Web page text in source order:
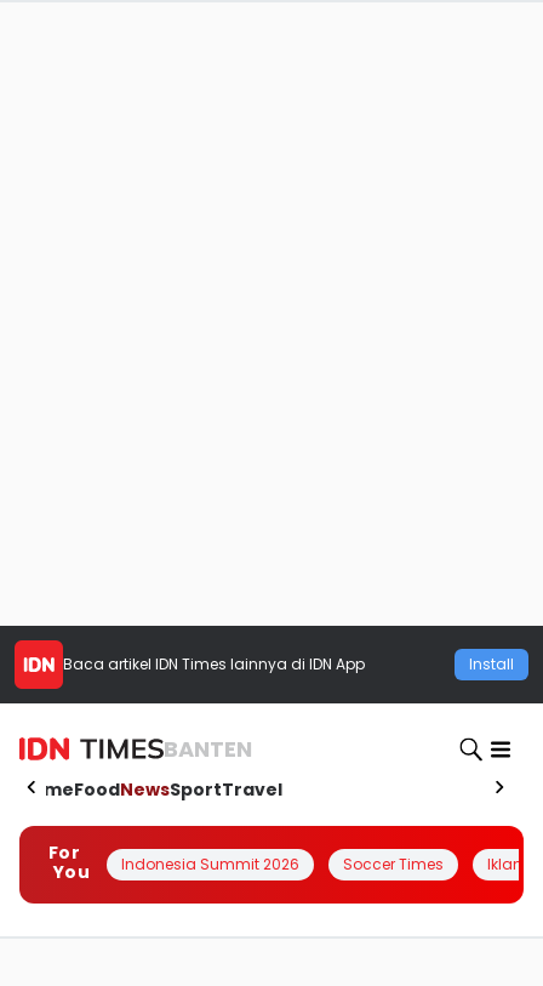
Baca artikel IDN Times lainnya di IDN App Install
BANTEN
HomeFoodNewsSportTravel
For
You
Indonesia Summit 2026 Soccer Times Iklanin